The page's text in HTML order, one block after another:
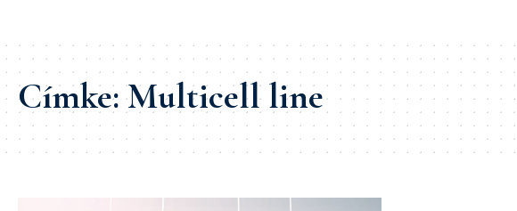
Címke:Multicell line